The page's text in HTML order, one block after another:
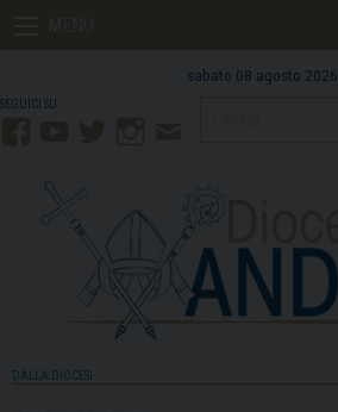
sabato 08 agosto 2026
Mail
DALLA DIOCESI